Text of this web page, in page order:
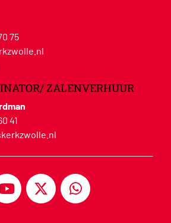
75
ZALENVERHUUR
41